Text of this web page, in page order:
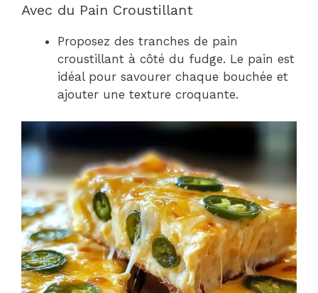
Avec du Pain Croustillant
Proposez des tranches de pain
croustillant à côté du fudge. Le pain est
idéal pour savourer chaque bouchée et
ajouter une texture croquante.